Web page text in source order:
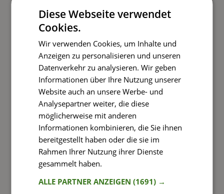
gewählten Rezepte ohne Aufpreis
Kochen und Genießen
Rezepte mit einfachen Schritt-für-Schritt-
Anleitungen nachkochen
Diese Webseite verwendet
Cookies.
Wir verwenden Cookies, um Inhalte und
Anzeigen zu personalisieren und unseren
Datenverkehr zu analysieren. Wir geben
Informationen über Ihre Nutzung unserer
Website auch an unsere Werbe- und
Analysepartner weiter, die diese
möglicherweise mit anderen
Informationen kombinieren, die Sie ihnen
bereitgestellt haben oder die sie im
Rahmen Ihrer Nutzung ihrer Dienste
gesammelt haben.
ALLE PARTNER ANZEIGEN(1691) →